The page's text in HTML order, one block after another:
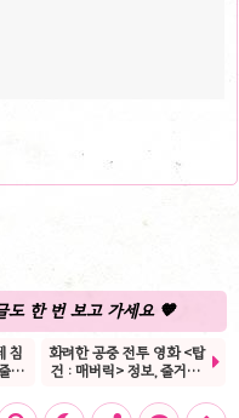
도 한 번 보고 가세요 🧡
침
거
화려한 공중 전투 영화 <탑
건 : 매버릭> 정보, 줄거리,
